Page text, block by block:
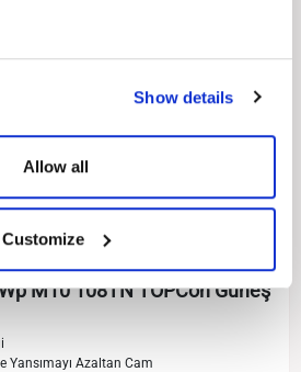
Show details
Allow all
Customize
M10 108TN TOPCon Güneş
Yansımayı Azaltan Cam